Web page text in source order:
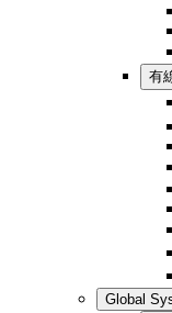
有
Global